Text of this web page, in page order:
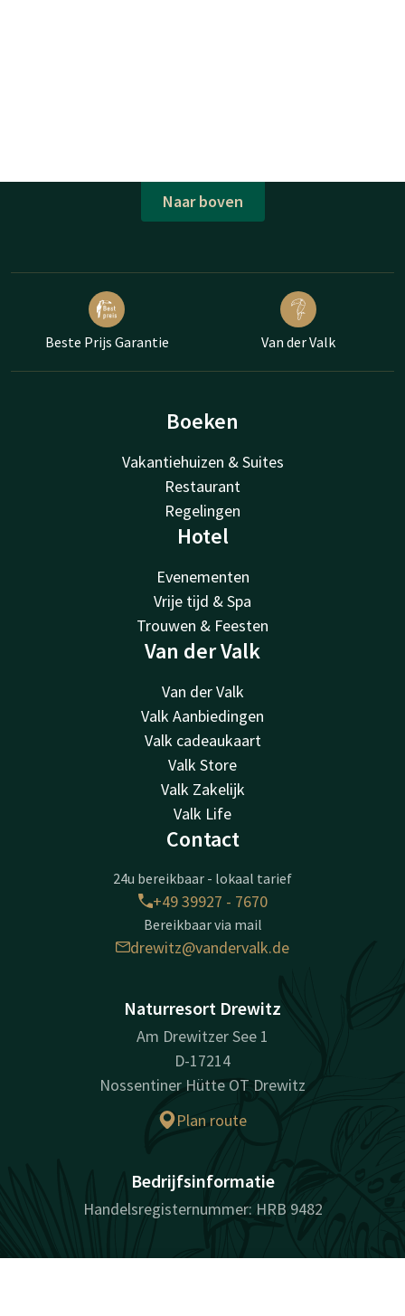
Naar boven
Beste Prijs Garantie Van der Valk
Boeken
Vakantiehuizen & Suites
Restaurant
Regelingen
Hotel
Evenementen
Vrije tijd & Spa
Trouwen & Feesten
Van der Valk
Van der Valk
Valk Aanbiedingen
Valk cadeaukaart
Valk Store
Valk Zakelijk
Valk Life
Contact
24u bereikbaar - lokaal tarief
+49 39927 - 7670
Bereikbaar via mail
drewitz@vandervalk.de
Naturresort Drewitz
Am Drewitzer See 1
D-17214
Nossentiner Hütte OT Drewitz
Plan route
Bedrijfsinformatie
Handelsregisternummer: HRB 9482